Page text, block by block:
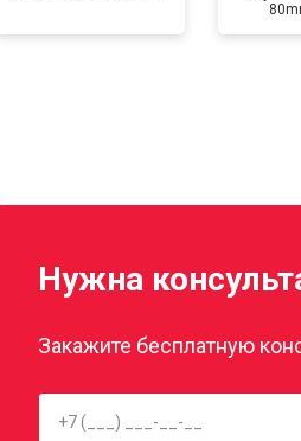
Нужна
Закажите бесплатную